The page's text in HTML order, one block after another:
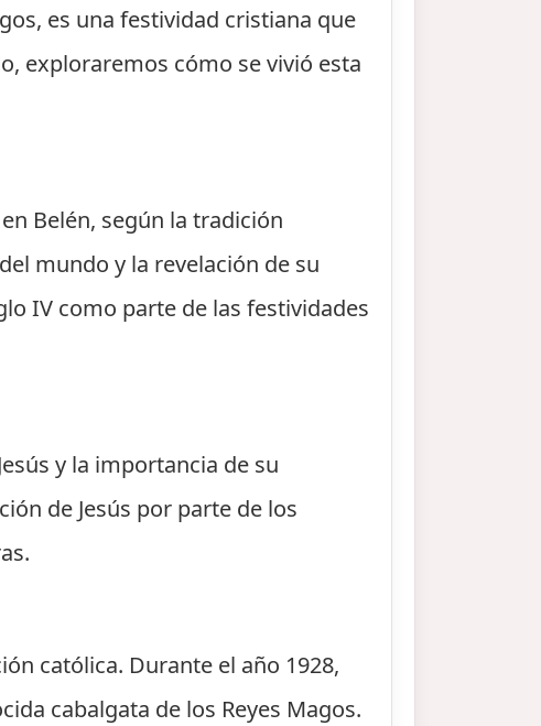
es una festividad cristiana que
exploraremos cómo se vivió esta
Belén, según la tradición
mundo y la revelación de su
IV como parte de las festividades
y la importancia de su
de Jesús por parte de los
católica. Durante el año 1928,
cabalgata de los Reyes Magos.